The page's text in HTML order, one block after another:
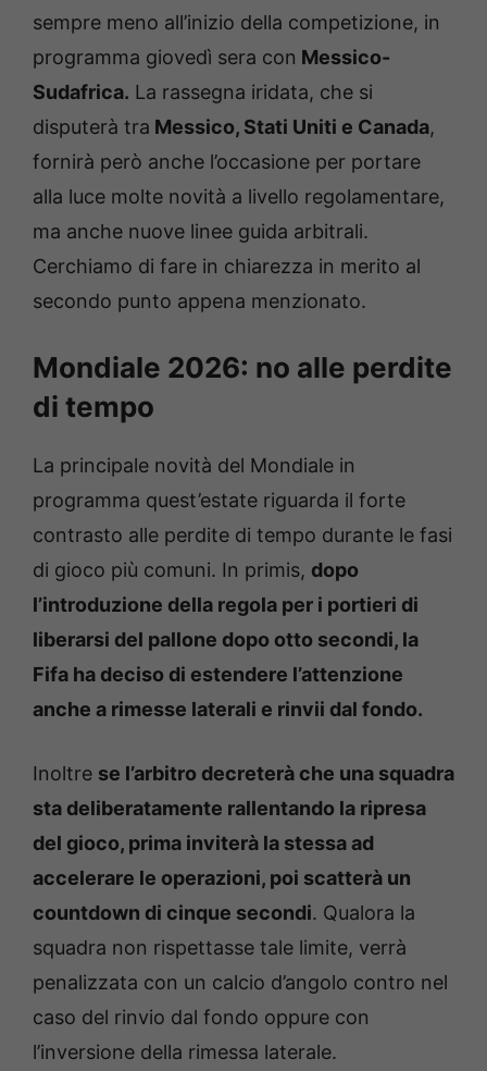
sempre meno all’inizio della competizione, in
programma giovedì sera con Messico-
Sudafrica. La rassegna iridata, che si
disputerà tra Messico, Stati Uniti e Canada,
fornirà però anche l’occasione per portare
alla luce molte novità a livello regolamentare,
ma anche nuove linee guida arbitrali.
Cerchiamo di fare in chiarezza in merito al
secondo punto appena menzionato.
Mondiale 2026: no alle perdite
di tempo
La principale novità del Mondiale in
programma quest’estate riguarda il forte
contrasto alle perdite di tempo durante le fasi
di gioco più comuni. In primis, dopo
l’introduzione della regola per i portieri di
liberarsi del pallone dopo otto secondi, la
Fifa ha deciso di estendere l’attenzione
anche a rimesse laterali e rinvii dal fondo.
Inoltre se l’arbitro decreterà che una squadra
sta deliberatamente rallentando la ripresa
del gioco, prima inviterà la stessa ad
accelerare le operazioni, poi scatterà un
countdown di cinque secondi. Qualora la
squadra non rispettasse tale limite, verrà
penalizzata con un calcio d’angolo contro nel
caso del rinvio dal fondo oppure con
l’inversione della rimessa laterale.